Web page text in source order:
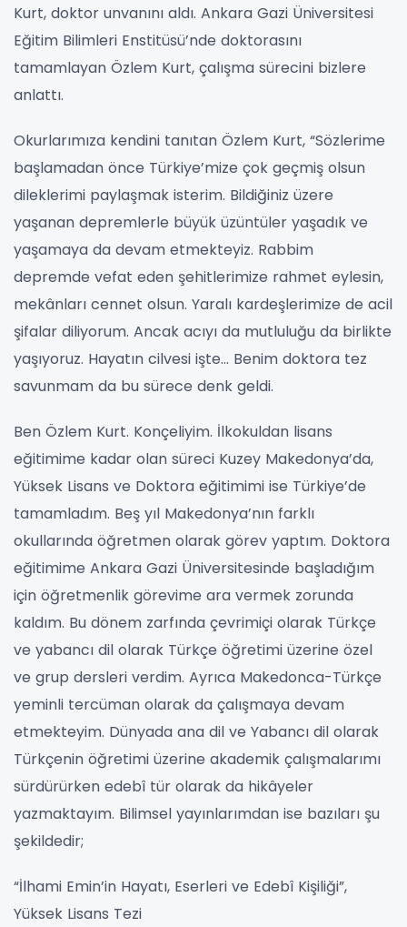
Kurt, doktor unvanını aldı. Ankara Gazi Üniversitesi
Eğitim Bilimleri Enstitüsü’nde doktorasını
tamamlayan Özlem Kurt, çalışma sürecini bizlere
anlattı.
Okurlarımıza kendini tanıtan Özlem Kurt, “Sözlerime
başlamadan önce Türkiye’mize çok geçmiş olsun
dileklerimi paylaşmak isterim. Bildiğiniz üzere
yaşanan depremlerle büyük üzüntüler yaşadık ve
yaşamaya da devam etmekteyiz. Rabbim
depremde vefat eden şehitlerimize rahmet eylesin,
mekânları cennet olsun. Yaralı kardeşlerimize de acil
şifalar diliyorum. Ancak acıyı da mutluluğu da birlikte
yaşıyoruz. Hayatın cilvesi işte... Benim doktora tez
savunmam da bu sürece denk geldi.
Ben Özlem Kurt. Konçeliyim. İlkokuldan lisans
eğitimime kadar olan süreci Kuzey Makedonya’da,
Yüksek Lisans ve Doktora eğitimimi ise Türkiye’de
tamamladım. Beş yıl Makedonya’nın farklı
okullarında öğretmen olarak görev yaptım. Doktora
eğitimime Ankara Gazi Üniversitesinde başladığım
için öğretmenlik görevime ara vermek zorunda
kaldım. Bu dönem zarfında çevrimiçi olarak Türkçe
ve yabancı dil olarak Türkçe öğretimi üzerine özel
ve grup dersleri verdim. Ayrıca Makedonca-Türkçe
yeminli tercüman olarak da çalışmaya devam
etmekteyim. Dünyada ana dil ve Yabancı dil olarak
Türkçenin öğretimi üzerine akademik çalışmalarımı
sürdürürken edebî tür olarak da hikâyeler
yazmaktayım. Bilimsel yayınlarımdan ise bazıları şu
şekildedir;
“İlhami Emin’in Hayatı, Eserleri ve Edebî Kişiliği”,
Yüksek Lisans Tezi